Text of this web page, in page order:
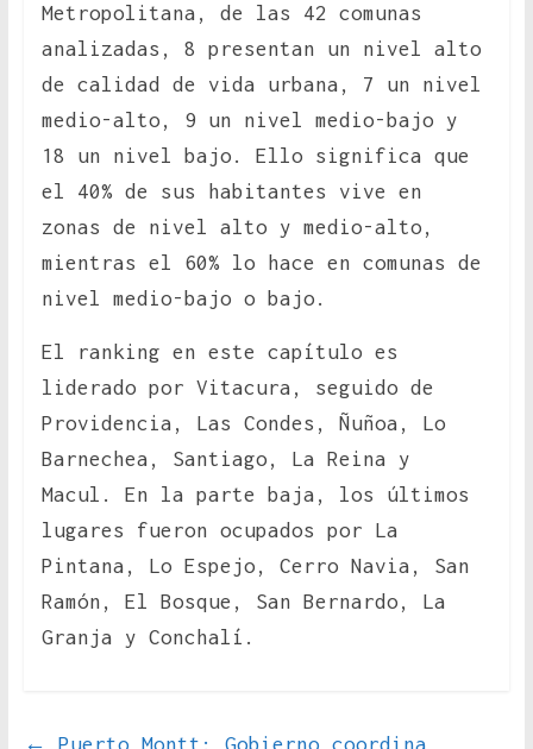
Metropolitana, de las 42 comunas
analizadas, 8 presentan un nivel alto
de calidad de vida urbana, 7 un nivel
medio-alto, 9 un nivel medio-bajo y
18 un nivel bajo. Ello significa que
el 40% de sus habitantes vive en
zonas de nivel alto y medio-alto,
mientras el 60% lo hace en comunas de
nivel medio-bajo o bajo.
El ranking en este capítulo es
liderado por Vitacura, seguido de
Providencia, Las Condes, Ñuñoa, Lo
Barnechea, Santiago, La Reina y
Macul. En la parte baja, los últimos
lugares fueron ocupados por La
Pintana, Lo Espejo, Cerro Navia, San
Ramón, El Bosque, San Bernardo, La
Granja y Conchalí.